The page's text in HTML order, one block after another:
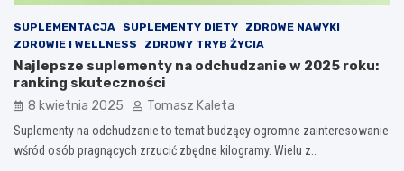
SUPLEMENTACJA SUPLEMENTY DIETY
ZDROWE NAWYKI
ZDROWIE I WELLNESS
ZDROWY TRYB ŻYCIA
Najlepsze suplementy na odchudzanie w 2025 roku:
ranking skuteczności
8 kwietnia 2025 Tomasz Kaleta
Suplementy na odchudzanie to temat budzący ogromne zainteresowanie
wśród osób pragnących zrzucić zbędne kilogramy. Wielu z…